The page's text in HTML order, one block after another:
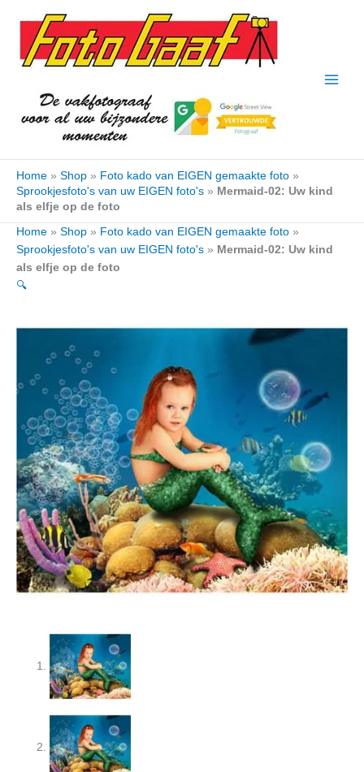
naar
inhoud
Home » Shop » Foto kado van EIGEN gemaakte foto »
Sprookjesfoto's van uw EIGEN foto's » Mermaid-02: Uw kind
als elfje op de foto
Home » Shop » Foto kado van EIGEN gemaakte foto »
Sprookjesfoto's van uw EIGEN foto's » Mermaid-02: Uw kind
als elfje op de foto
🔍